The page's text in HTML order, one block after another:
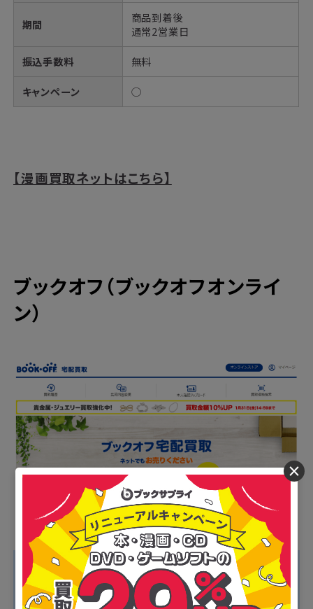
期間
商品到着後
通常2営業日
振込手数料 無料
キャンペーン ◯
【漫画買取ネットはこちら】
ブックオフ（ブックオフオンライ
ン）
■ブックオフのおすすめポイント
・1度に19箱までの大量集荷が可能
・送料・手数料がすべて無料
×